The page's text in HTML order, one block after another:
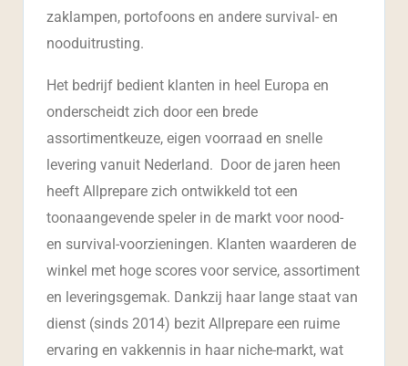
zaklampen, portofoons en andere survival- en
nooduitrusting.
Het bedrijf bedient klanten in heel Europa en
onderscheidt zich door een brede
assortimentkeuze, eigen voorraad en snelle
levering vanuit Nederland. Door de jaren heen
heeft Allprepare zich ontwikkeld tot een
toonaangevende speler in de markt voor nood-
en survival-voorzieningen. Klanten waarderen de
winkel met hoge scores voor service, assortiment
en leveringsgemak. Dankzij haar lange staat van
dienst (sinds 2014) bezit Allprepare een ruime
ervaring en vakkennis in haar niche-markt, wat